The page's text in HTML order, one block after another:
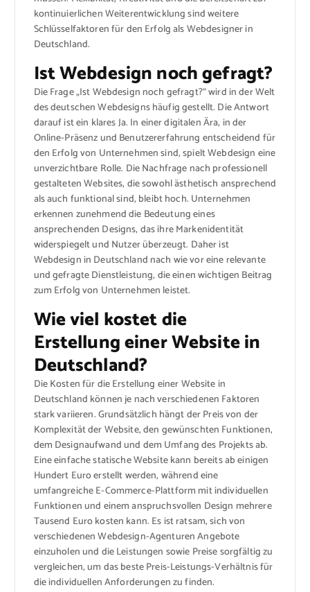
kontinuierlichen Weiterentwicklung sind weitere
Schlüsselfaktoren für den Erfolg als Webdesigner in
Deutschland.
Ist Webdesign noch gefragt?
Die Frage „Ist Webdesign noch gefragt?“ wird in der Welt
des deutschen Webdesigns häufig gestellt. Die Antwort
darauf ist ein klares Ja. In einer digitalen Ära, in der
Online-Präsenz und Benutzererfahrung entscheidend für
den Erfolg von Unternehmen sind, spielt Webdesign eine
unverzichtbare Rolle. Die Nachfrage nach professionell
gestalteten Websites, die sowohl ästhetisch ansprechend
als auch funktional sind, bleibt hoch. Unternehmen
erkennen zunehmend die Bedeutung eines
ansprechenden Designs, das ihre Markenidentität
widerspiegelt und Nutzer überzeugt. Daher ist
Webdesign in Deutschland nach wie vor eine relevante
und gefragte Dienstleistung, die einen wichtigen Beitrag
zum Erfolg von Unternehmen leistet.
Wie viel kostet die
Erstellung einer Website in
Deutschland?
Die Kosten für die Erstellung einer Website in
Deutschland können je nach verschiedenen Faktoren
stark variieren. Grundsätzlich hängt der Preis von der
Komplexität der Website, den gewünschten Funktionen,
dem Designaufwand und dem Umfang des Projekts ab.
Eine einfache statische Website kann bereits ab einigen
Hundert Euro erstellt werden, während eine
umfangreiche E-Commerce-Plattform mit individuellen
Funktionen und einem anspruchsvollen Design mehrere
Tausend Euro kosten kann. Es ist ratsam, sich von
verschiedenen Webdesign-Agenturen Angebote
einzuholen und die Leistungen sowie Preise sorgfältig zu
vergleichen, um das beste Preis-Leistungs-Verhältnis für
die individuellen Anforderungen zu finden.